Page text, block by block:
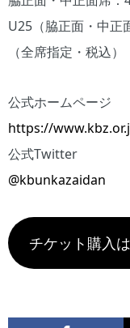
U25（脇正面・中正
（全席指定・税込）
公式ホームページ
https://
公式Twitter
@kbunkazaidan
チケット購入